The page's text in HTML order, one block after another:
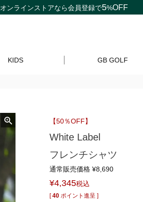
オンラインストアなら会員登録で5%OFF
KIDS GB GOLF
【50％OFF】
White Label
フレンチシャツ
通常販売価格 ¥8,690
¥4,345税込
[ 40 ポイント進呈 ]